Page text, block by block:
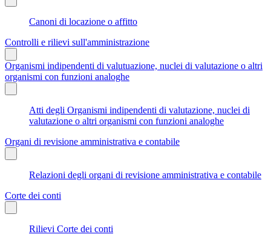
Canoni di locazione o affitto
Controlli e rilievi sull'amministrazione
Organismi indipendenti di valutuazione, nuclei di valutazione o altri
organismi con funzioni analoghe
Atti degli Organismi indipendenti di valutazione, nuclei di
valutazione o altri organismi con funzioni analoghe
Organi di revisione amministrativa e contabile
Relazioni degli organi di revisione amministrativa e contabile
Corte dei conti
Rilievi Corte dei conti